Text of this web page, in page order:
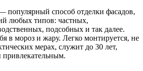
способ отделки фасадов,
любых типов: частных,
подсобных и так далее.
в мороз и жару. Легко монтируется, не
мерах, служит до 30 лет,
привлекательным.